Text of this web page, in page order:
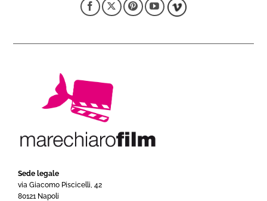
Sede legale
via Giacomo Piscicelli, 42
80121 Napoli